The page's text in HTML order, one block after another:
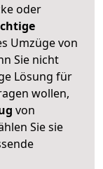
oder
Umzüge von
Sie nicht
Lösung für
wollen,
von
Sie sie